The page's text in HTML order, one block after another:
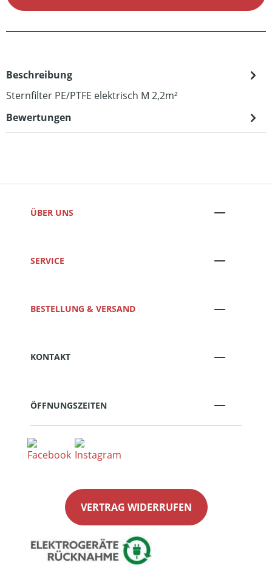
Beschreibung
Sternfilter PE/PTFE elektrisch M 2,2m²
Bewertungen
ÜBER UNS
SERVICE
BESTELLUNG & VERSAND
KONTAKT
ÖFFNUNGSZEITEN
VERTRAG WIDERRUFEN